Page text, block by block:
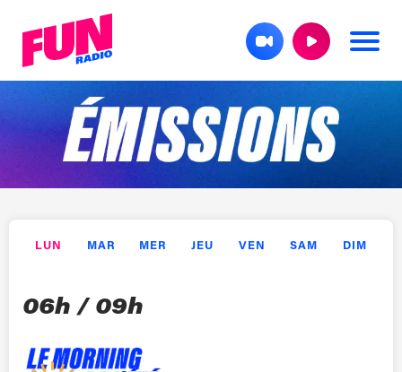
LUN M AR M ER J EU V EN SAM D IM
06h / 09h